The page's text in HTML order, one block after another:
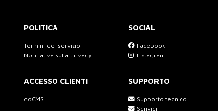
POLITICA
Termini del servizio
Normativa sulla privacy
SOCIAL
Facebook
Instagram
ACCESSO CLIENTI
doCMS
SUPPORTO
Supporto tecnico
Scrivici